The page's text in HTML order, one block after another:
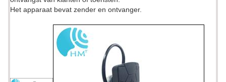
Het apparaat bevat zender en ontvanger.